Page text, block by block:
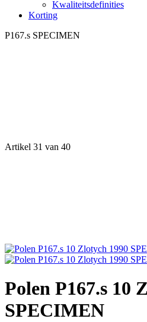
Kwaliteitsdefinities
Korting
P167.s SPECIMEN
Artikel 31 van 40
Polen P167.s 10
SPECIMEN